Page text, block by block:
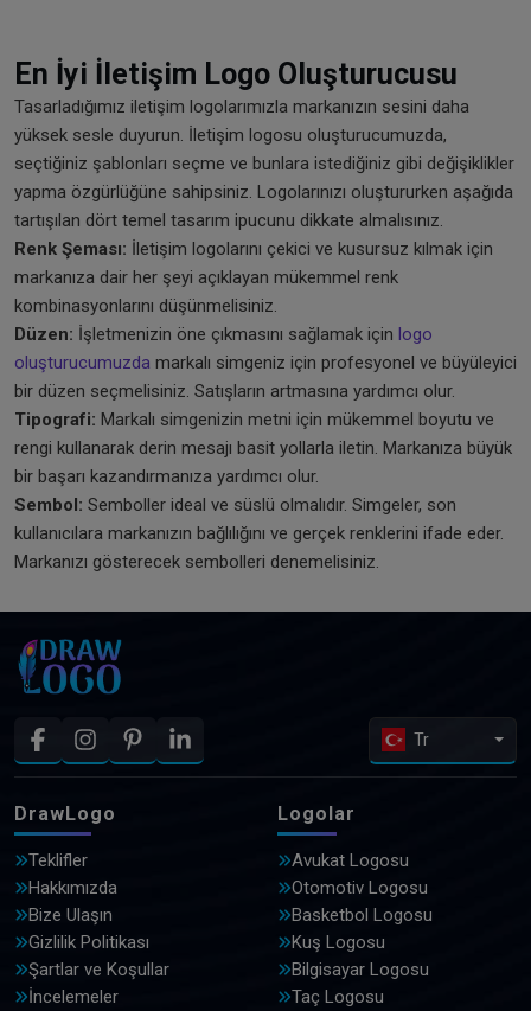
En İyi İletişim Logo Oluşturucusu
Tasarladığımız iletişim logolarımızla markanızın sesini daha
yüksek sesle duyurun. İletişim logosu oluşturucumuzda,
seçtiğiniz şablonları seçme ve bunlara istediğiniz gibi değişiklikler
yapma özgürlüğüne sahipsiniz. Logolarınızı oluştururken aşağıda
tartışılan dört temel tasarım ipucunu dikkate almalısınız.
Renk Şeması: İletişim logolarını çekici ve kusursuz kılmak için
markanıza dair her şeyi açıklayan mükemmel renk
kombinasyonlarını düşünmelisiniz.
Düzen: İşletmenizin öne çıkmasını sağlamak için logo
oluşturucumuzda markalı simgeniz için profesyonel ve büyüleyici
bir düzen seçmelisiniz. Satışların artmasına yardımcı olur.
Tipografi: Markalı simgenizin metni için mükemmel boyutu ve
rengi kullanarak derin mesajı basit yollarla iletin. Markanıza büyük
bir başarı kazandırmanıza yardımcı olur.
Sembol: Semboller ideal ve süslü olmalıdır. Simgeler, son
kullanıcılara markanızın bağlılığını ve gerçek renklerini ifade eder.
Markanızı gösterecek sembolleri denemelisiniz.
Tr
DrawLogo
Teklifler
Hakkımızda
Bize Ulaşın
Gizlilik Politikası
Şartlar ve Koşullar
İncelemeler
Logolar
Avukat Logosu
Otomotiv Logosu
Basketbol Logosu
Kuş Logosu
Bilgisayar Logosu
Taç Logosu